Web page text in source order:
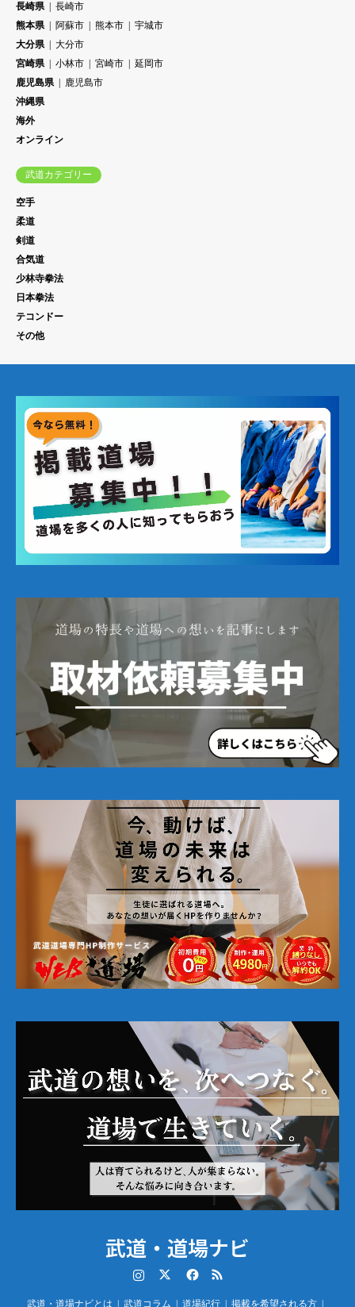
長崎県
長崎市
熊本県
阿蘇市 熊本市
宇城市
大分県
大分市
宮崎県
小林市 宮崎市
延岡市
鹿児島県
鹿児島市
沖縄県
海外
オンライン
武道カテゴリー
空手
柔道
剣道
合気道
少林寺拳法
日本拳法
テコンドー
その他
武道・道場ナビ
RSS
武道・道場ナビとは 武道コラム 道場紀行 掲載を希望される方